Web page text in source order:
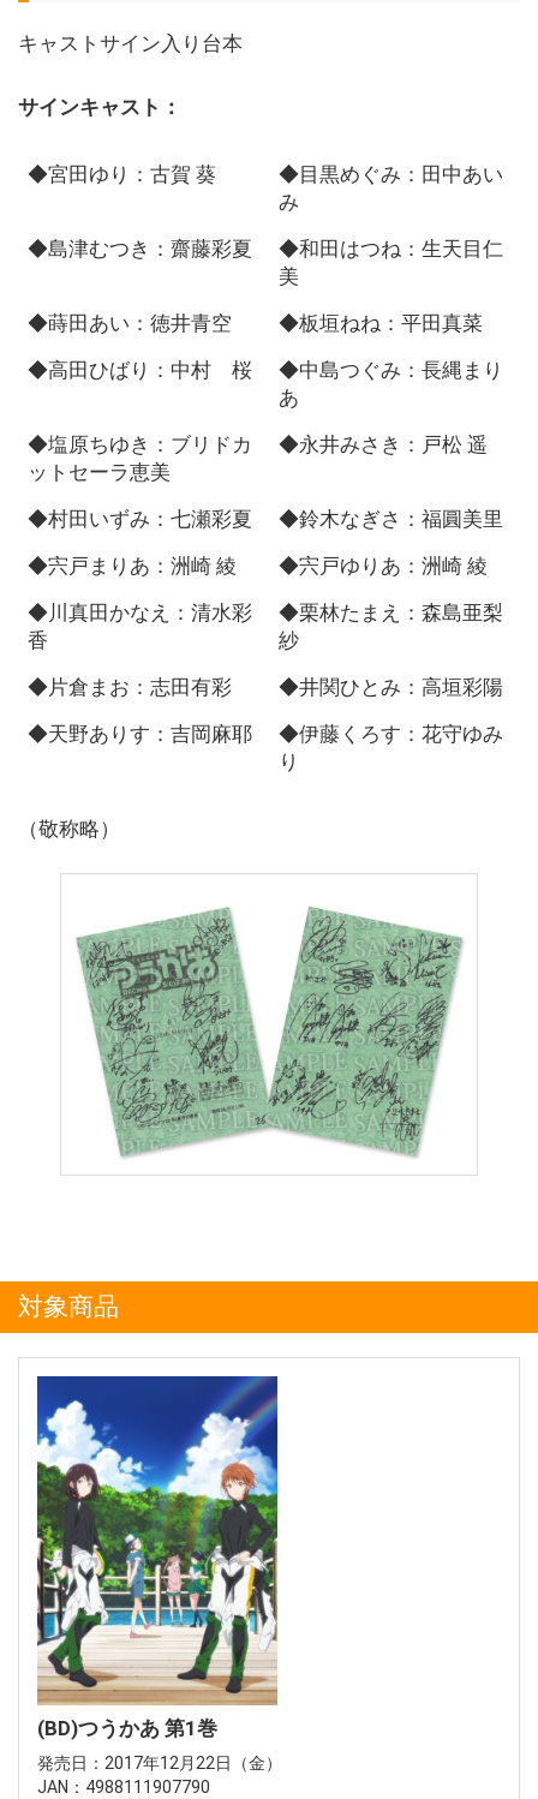
キャストサイン入り台本
サインキャスト：
◆宮田ゆり：古賀 葵
◆目黒めぐみ：田中あい
み
◆島津むつき：齋藤彩夏
◆和田はつね：生天目仁
美
◆蒔田あい：徳井青空
◆板垣ねね：平田真菜
◆高田ひばり：中村 桜
◆中島つぐみ：長縄まり
あ
◆塩原ちゆき：ブリドカ
ットセーラ恵美
◆永井みさき：戸松 遥
◆村田いずみ：七瀬彩夏
◆鈴木なぎさ：福圓美里
◆宍戸まりあ：洲崎 綾
◆宍戸ゆりあ：洲崎 綾
◆川真田かなえ：清水彩
香
◆栗林たまえ：森島亜梨
紗
◆片倉まお：志田有彩
◆井関ひとみ：高垣彩陽
◆天野ありす：吉岡麻耶
◆伊藤くろす：花守ゆみ
り
（敬称略）
対象商品
(BD)つうかあ 第1巻
発売日：2017年12月22日（金）
JAN：4988111907790